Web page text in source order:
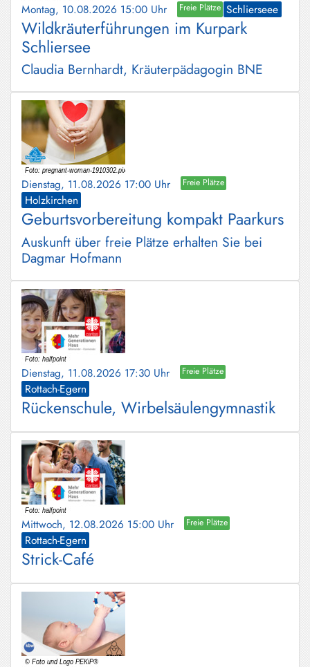
Montag, 10.08.2026 15:00 Uhr Freie Plätze Schlierseee
Wildkräuterführungen im Kurpark
Schliersee
Claudia Bernhardt, Kräuterpädagogin BNE
Dienstag, 11.08.2026 17:00 Uhr Freie Plätze
Holzkirchen
Geburtsvorbereitung kompakt Paarkurs
Auskunft über freie Plätze erhalten Sie bei
Dagmar Hofmann
Dienstag, 11.08.2026 17:30 Uhr Freie Plätze
Rottach-Egern
Rückenschule, Wirbelsäulengymnastik
Mittwoch, 12.08.2026 15:00 Uhr Freie Plätze
Rottach-Egern
Strick-Café